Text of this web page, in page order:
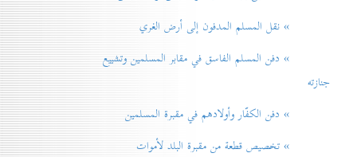
» نقل المسلم المدفون إلی أرض الغري
» دفن المسلم الفاسق في مقابر المسلمين وتشييع
جنازته
» دفن الكفّار وأولادهم في مقبرة المسلمين
» تخصيص قطعة من مقبرة البلد لأموات